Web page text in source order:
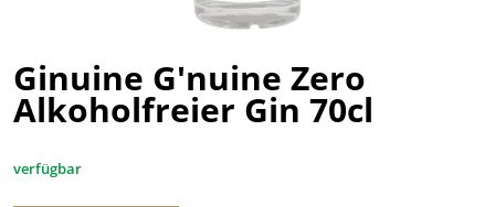
Ginuine G'nuine Zero
Alkoholfreier Gin 70cl
verfügbar